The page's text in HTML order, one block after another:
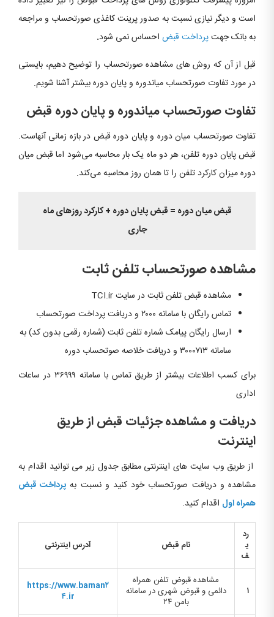
است و دیگر نیازی نسبت به صدور پرینت کاغذی صورتحساب و مراجعه
به بانک جهتپرداخت قبض احساس نمی شود.
قبل از آن که روش های مشاهده صورتحساب را توضیح دهیم، بایستی
در مورد تفاوت صورتحساب میاندوره و پایان دوره بیشتر آشنا شویم.
تفاوت صورتحساب میاندوره و پایان دوره قبض
تفاوت صورتحساب میان دوره و پایان دوره قبض در بازه زمانی آنهاست.
قبض پایان دوره تلفن، هر دو ماه یک بار محاسبه می‌شود اما قبض میان
دوره میزان کارکرد تلفن را تا همان روز محاسبه می‌کند.
قبض میان دوره = قبض پایان دوره + کارکرد روزهای ماه
جاری
مشاهده صورتحساب تلفن ثابت
مشاهده قبض تلفن ثابت در سایت TCI.ir
تماس رایگان با سامانه ۲۰۰۰ و دریافت پرداخت صورتحساب
ارسال رایگان پیامک شماره تلفن ثابت (شماره رقمی بدون کد) به
سامانه ۳۰۰۰۷۱۳ و دریافت خلاصه صوتحساب دوره
برای کسب اطلاعات بیشتر از طریق تماس با سامانه ۳۶۹۹۹ در ساعات
اداری
دریافت و مشاهده جزئیات قبض از طریق
اینترنت
از طریق وب سایت های اینترنتی مطابق جدول زیر می توانید اقدام به
مشاهده و دریافت صورتحساب خود کنید و نسبت به پرداخت قبض
همراه اول اقدام کنید.
رد
ی
ف
نام قبض آدرس اینترنتی
۱
مشاهده قبوض تلفن همراه
دائمی و قبوض شهری در سامانه
بامن ۲۴
https://www.baman۲
۴.ir